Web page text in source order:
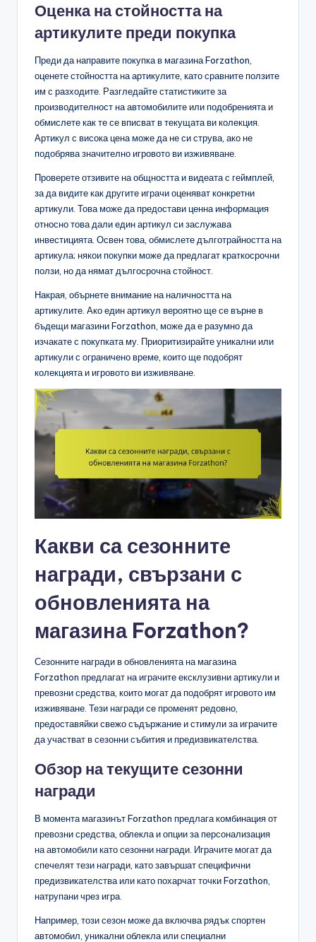
Оценка на стойността на
артикулите преди покупка
Преди да направите покупка в магазина Forzathon,
оценете стойността на артикулите, като сравните ползите
им с разходите. Разгледайте статистиките за
производителност на автомобилите или подобренията и
обмислете как те се вписват в текущата ви колекция.
Артикул с висока цена може да не си струва, ако не
подобрява значително игровото ви изживяване.
Проверете отзивите на общността и видеата с геймплей,
за да видите как другите играчи оценяват конкретни
артикули. Това може да предостави ценна информация
относно това дали един артикул си заслужава
инвестицията. Освен това, обмислете дълготрайността на
артикула; някои покупки може да предлагат краткосрочни
ползи, но да нямат дългосрочна стойност.
Накрая, обърнете внимание на наличността на
артикулите. Ако един артикул вероятно ще се върне в
бъдещи магазини Forzathon, може да е разумно да
изчакате с покупката му. Приоритизирайте уникални или
артикули с ограничено време, които ще подобрят
колекцията и игровото ви изживяване.
Какви са сезонните
награди, свързани с
обновленията на
магазина Forzathon?
Сезонните награди в обновленията на магазина
Forzathon предлагат на играчите ексклузивни артикули и
превозни средства, които могат да подобрят игровото им
изживяване. Тези награди се променят редовно,
предоставяйки свежо съдържание и стимули за играчите
да участват в сезонни събития и предизвикателства.
Обзор на текущите сезонни
награди
В момента магазинът Forzathon предлага комбинация от
превозни средства, облекла и опции за персонализация
на автомобили като сезонни награди. Играчите могат да
спечелят тези награди, като завършат специфични
предизвикателства или като похарчат точки Forzathon,
натрупани чрез игра.
Например, този сезон може да включва рядък спортен
автомобил, уникални облекла или специални